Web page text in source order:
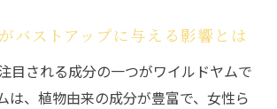
バストアップに与える影響とは
目される成分の一つがワイルドヤムで
は、植物由来の成分が豊富で、女性ら